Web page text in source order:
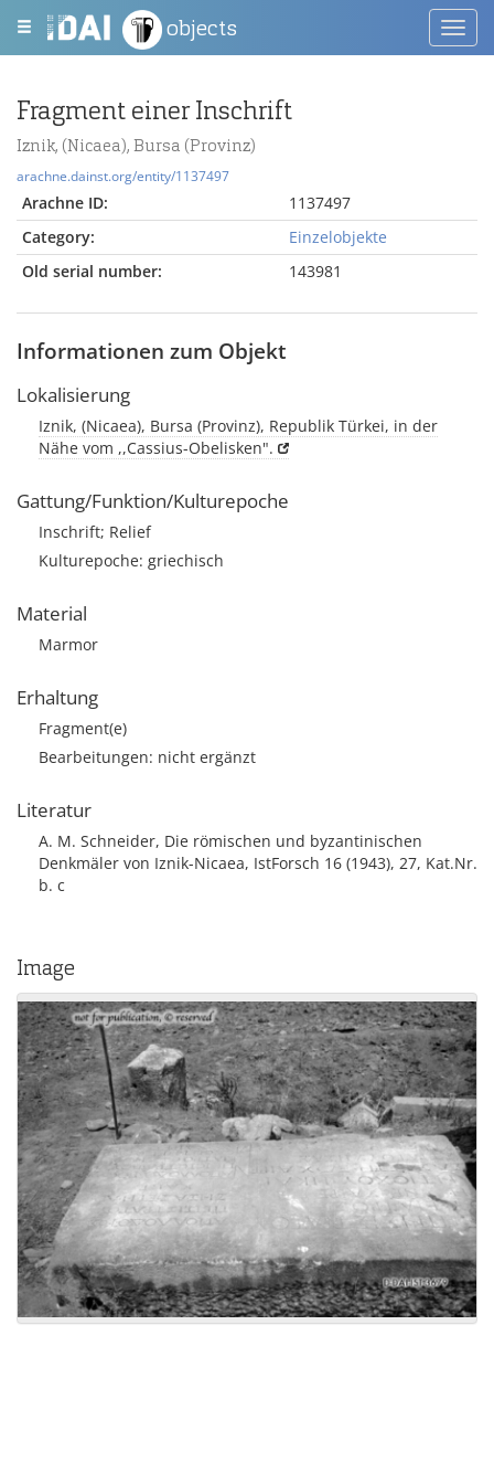
objects
Fragment einer Inschrift
Iznik, (Nicaea), Bursa (Provinz)
arachne.dainst.org/entity/1137497
Arachne ID:
1137497
Category:
Einzelobjekte
Old serial number:
143981
Informationen zum Objekt
Lokalisierung
Iznik, (Nicaea), Bursa (Provinz), Republik Türkei, in der
Nähe vom ,,Cassius-Obelisken".
Gattung/Funktion/Kulturepoche
Inschrift; Relief
Kulturepoche: griechisch
Material
Marmor
Erhaltung
Fragment(e)
Bearbeitungen: nicht ergänzt
Literatur
A. M. Schneider, Die römischen und byzantinischen
Denkmäler von Iznik-Nicaea, IstForsch 16 (1943), 27, Kat.Nr.
b. c
Image